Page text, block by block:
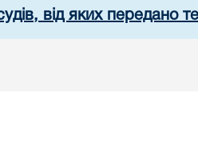
від яких передано